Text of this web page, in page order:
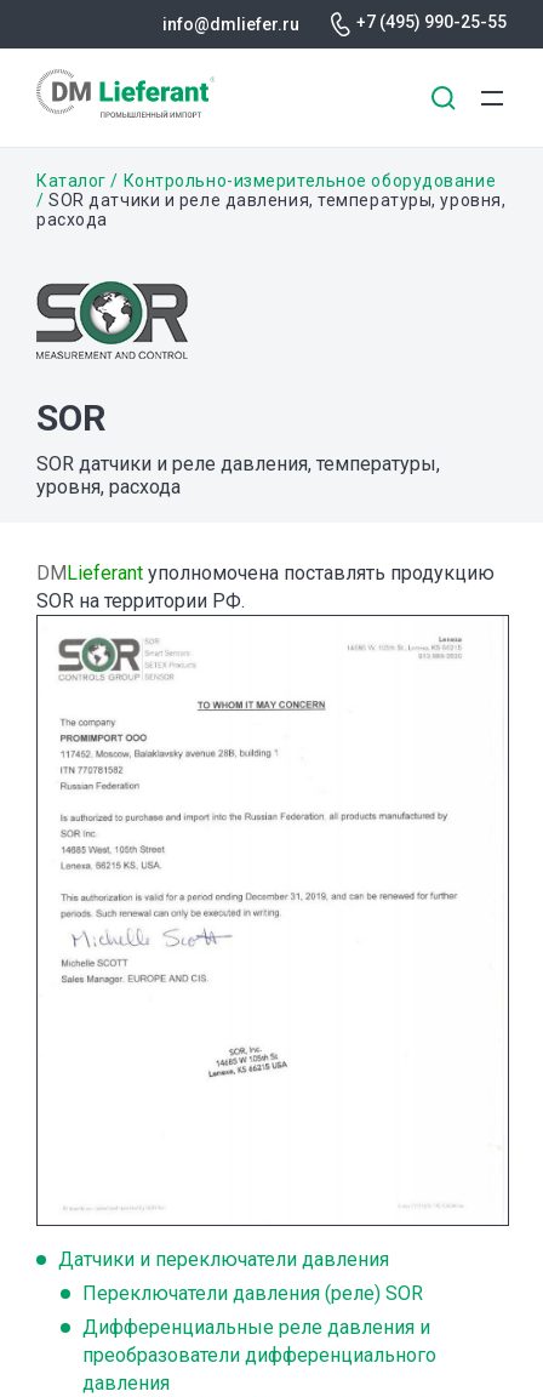
основному
info@dmliefer.ru +7 (495) 990-25-55
Строка
навигации
Каталог
Контрольно-измерительное оборудование
SOR датчики и реле давления, температуры, уровня,
расхода
SOR
SOR датчики и реле давления, температуры,
уровня, расхода
DMLieferant уполномочена поставлять продукцию
SOR на территории РФ.
Датчики и переключатели давления
Переключатели давления (реле) SOR
Дифференциальные реле давления и
преобразователи дифференциального
давления